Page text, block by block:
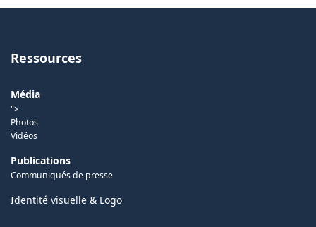
Ressources
Média
">
Photos
Vidéos
Publications
Communiqués de presse
Identité visuelle & Logo